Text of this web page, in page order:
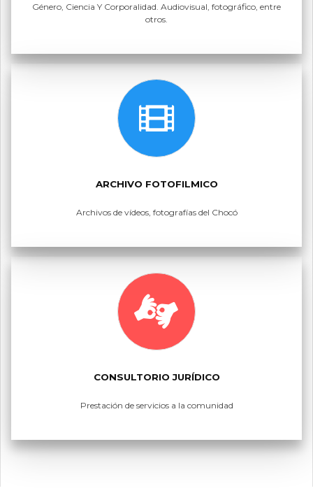
Género, Ciencia Y Corporalidad. Audiovisual, fotográfico, entre
otros.
ARCHIVO FOTOFILMICO
Archivos de vídeos, fotografías del Chocó
CONSULTORIO JURÍDICO
Prestación de servicios a la comunidad